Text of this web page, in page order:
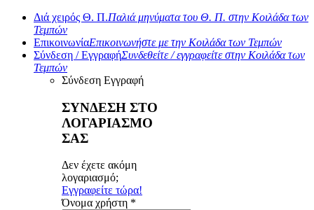
Διά χειρός Θ. Π.Παλιά μηνύματα του Θ. Π. στην Κοιλάδα των
Τεμπών
ΕπικοινωνίαΕπικοινωνήστε με την Κοιλάδα των Τεμπών
Σύνδεση / ΕγγραφήΣυνδεθείτε / εγγραφείτε στην Κοιλάδα των
Τεμπών
Σύνδεση Εγγραφή
ΣΥΝΔΕΣΗ ΣΤΟ
ΛΟΓΑΡΙΑΣΜΟ
ΣΑΣ
Δεν έχετε ακόμη
λογαριασμό;
Εγγραφείτε τώρα!
Όνομα χρήστη *